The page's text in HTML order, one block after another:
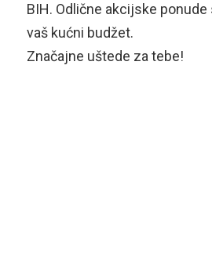
BIH. Odlične akcijske ponude
vaš kućni budžet.
Značajne uštede za tebe!